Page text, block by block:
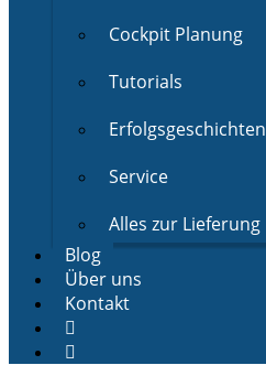
Cockpit Planung
Tutorials
Erfolgsgeschichten
Service
Alles zur Lieferung
Blog
Über uns
Kontakt